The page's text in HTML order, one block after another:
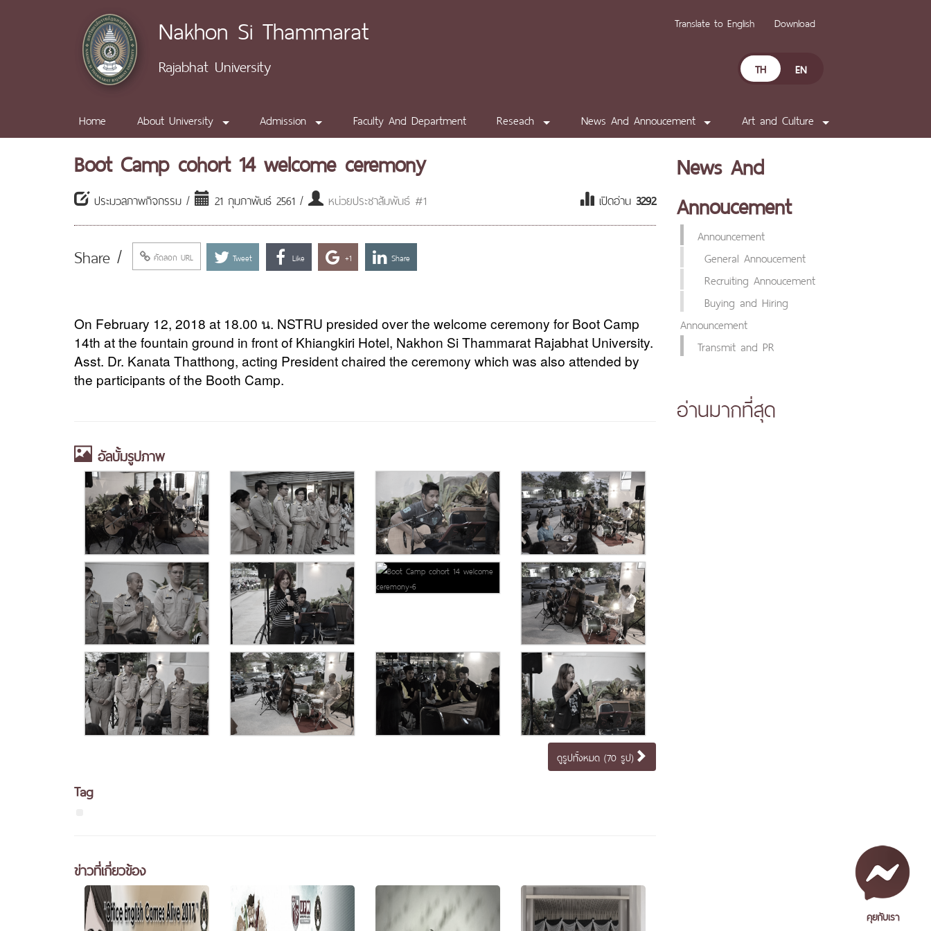
Nakhon Si Thammarat
Rajabhat University
Translate to English Download
TH EN
Home About University Admission Faculty And Department Reseach News And Annoucement Art and Culture
Boot Camp cohort 14 welcome ceremony
ประมวลภาพกิจกรรม / 21 กุมภาพันธ์ 2561 / หน่วยประชาสัมพันธ์ #1 เปิดอ่าน 3292
Share / คัดลอก URL Tweet Like +1 Share
On February 12, 2018 at 18.00 น. NSTRU presided over the welcome ceremony for Boot Camp
14th at the fountain ground in front of Khiangkiri Hotel, Nakhon Si Thammarat Rajabhat University.
Asst. Dr. Kanata Thatthong, acting President chaired the ceremony which was also attended by
the participants of the Booth Camp.
อัลบั้มรูปภาพ
ดูรูปทั้งหมด (70 รูป)
Tag
ข่าวที่เกี่ยวข้อง
News And
Annoucement
Announcement
General Annoucement
Recruiting Annoucement
Buying and Hiring
Announcement
Transmit and PR
อ่านมากที่สุด
คุยกับเรา